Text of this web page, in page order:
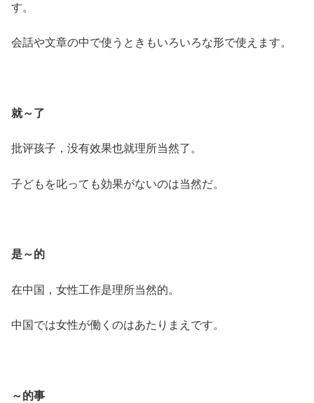
す。
会話や文章の中で使うときもいろいろな形で使えます。
就～了
批评孩子，没有效果也就理所当然了。
子どもを叱っても効果がないのは当然だ。
是～的
在中国，女性工作是理所当然的。
中国では女性が働くのはあたりまえです。
～的事